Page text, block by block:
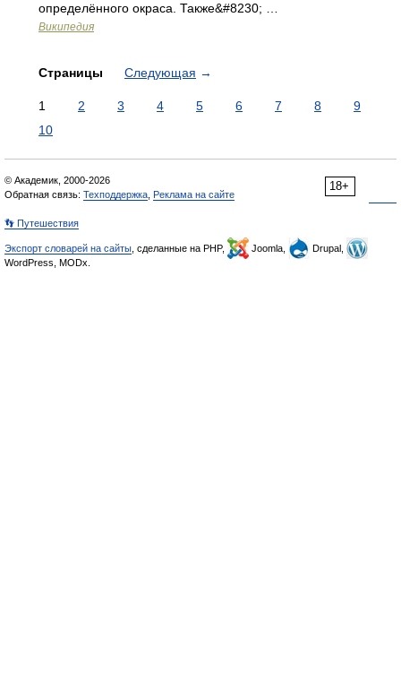
определённого окраса. Также&#8230; …
Википедия
Страницы Следующая →
1 2 3 4 5 6 7 8
9
10
18+
© Академик, 2000-2026
Обратная связь: Техподдержка Реклама на сайте
👣 Путешествия
Экспорт словарей на сайты , сделанные на PHP, Joomla,
Drupal,
WordPress, MODx.